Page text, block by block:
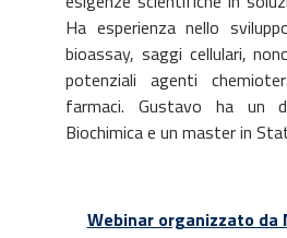
Ha esperienza nello
bioassay, saggi cellulari,
potenziali agenti
farmaci. Gustavo ha un
Biochimica e un master in
Webinar organizzato da